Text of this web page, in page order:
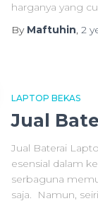
harganya yang
By Maftuhin, 2
LAPTOP BEKAS
Jual
Jual Baterai
esensial dalam
serbaguna
saja. Namun,